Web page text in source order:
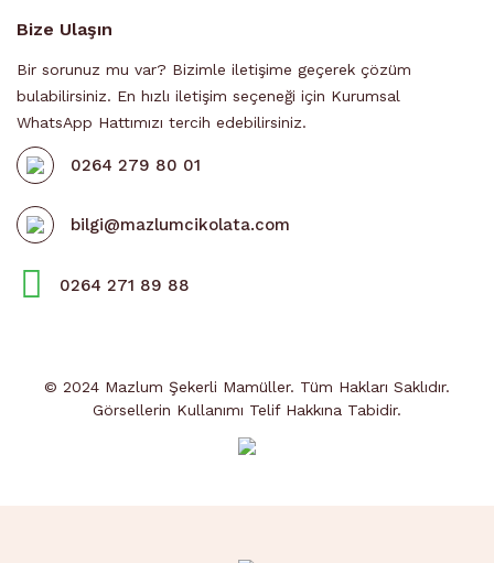
Bize Ulaşın
Bir sorunuz mu var? Bizimle iletişime geçerek çözüm
bulabilirsiniz. En hızlı iletişim seçeneği için Kurumsal
WhatsApp Hattımızı tercih edebilirsiniz.
0264 279 80 01
bilgi@mazlumcikolata.com
0264 271 89 88
© 2024 Mazlum Şekerli Mamüller. Tüm Hakları Saklıdır.
Görsellerin Kullanımı Telif Hakkına Tabidir.